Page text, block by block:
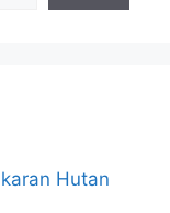
Hutan